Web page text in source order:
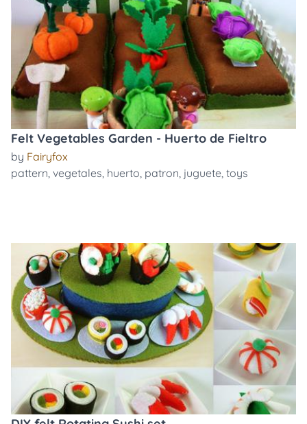
Felt Vegetables Garden - Huerto de Fieltro
by Fairyfox
pattern, vegetales, huerto, patron, juguete, toys